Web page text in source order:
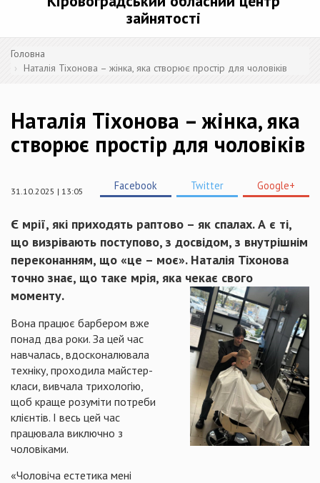
зайнятості
Головна
Наталія Тіхонова – жінка, яка створює простір для чоловіків
Наталія Тіхонова – жінка, яка
створює простір для чоловіків
31.10.2025 | 13:05 Facebook Twitter Google+
Є мрії, які приходять раптово – як спалах. А є ті,
що визрівають поступово, з досвідом, з внутрішнім
переконанням, що «це – моє». Наталія Тіхонова
точно знає, що таке мрія, яка чекає свого
моменту.
Вона працює барбером вже
понад два роки. За цей час
навчалась, вдосконалювала
техніку, проходила майстер-
класи, вивчала трихологію,
щоб краще розуміти потреби
клієнтів. І весь цей час
працювала виключно з
чоловіками.
«Чоловіча естетика мені